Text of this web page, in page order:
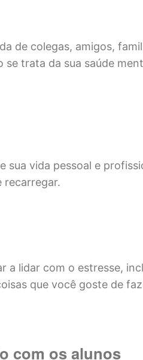
de colegas, amigos,
trata da sua saúde
sua vida pessoal e
recarregar.
a lidar com o estresse,
que você goste de
com os alunos